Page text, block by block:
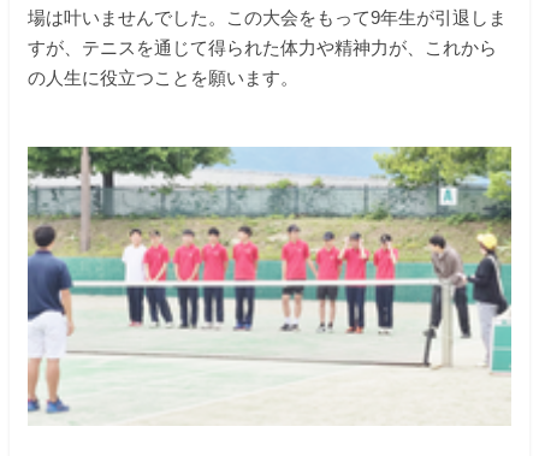
閉じる
場は叶いませんでした。この大会をもって9年生が引退しま
すが、テニスを通じて得られた体力や精神力が、これから
の人生に役立つことを願います。